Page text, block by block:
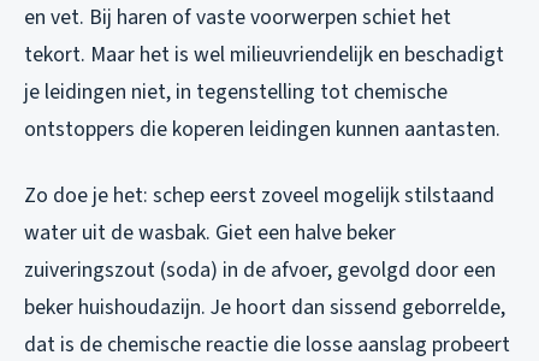
en vet. Bij haren of vaste voorwerpen schiet het
tekort. Maar het is wel milieuvriendelijk en beschadigt
je leidingen niet, in tegenstelling tot chemische
ontstoppers die koperen leidingen kunnen aantasten.
Zo doe je het: schep eerst zoveel mogelijk stilstaand
water uit de wasbak. Giet een halve beker
zuiveringszout (soda) in de afvoer, gevolgd door een
beker huishoudazijn. Je hoort dan sissend geborrelde,
dat is de chemische reactie die losse aanslag probeert